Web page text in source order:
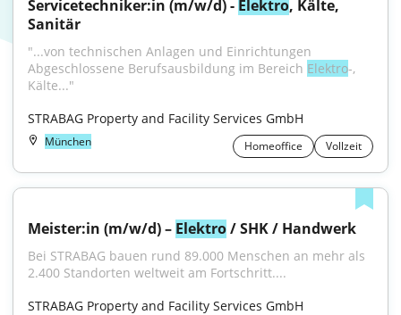
Servicetechniker:in (m/w/d) - Elektro, Kälte,
Sanitär
"...von technischen Anlagen und Einrichtungen
Abgeschlossene Berufsausbildung im Bereich Elektro-,
Kälte..."
STRABAG Property and Facility Services GmbH
München Homeoffice Vollzeit
Meister:in (m/w/d) – Elektro / SHK / Handwerk
Bei STRABAG bauen rund 89.000 Menschen an mehr als
2.400 Standorten weltweit am Fortschritt....
STRABAG Property and Facility Services GmbH